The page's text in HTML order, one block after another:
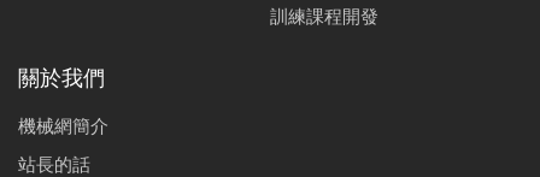
訓練課程開發
關於我們
機械網簡介
站長的話